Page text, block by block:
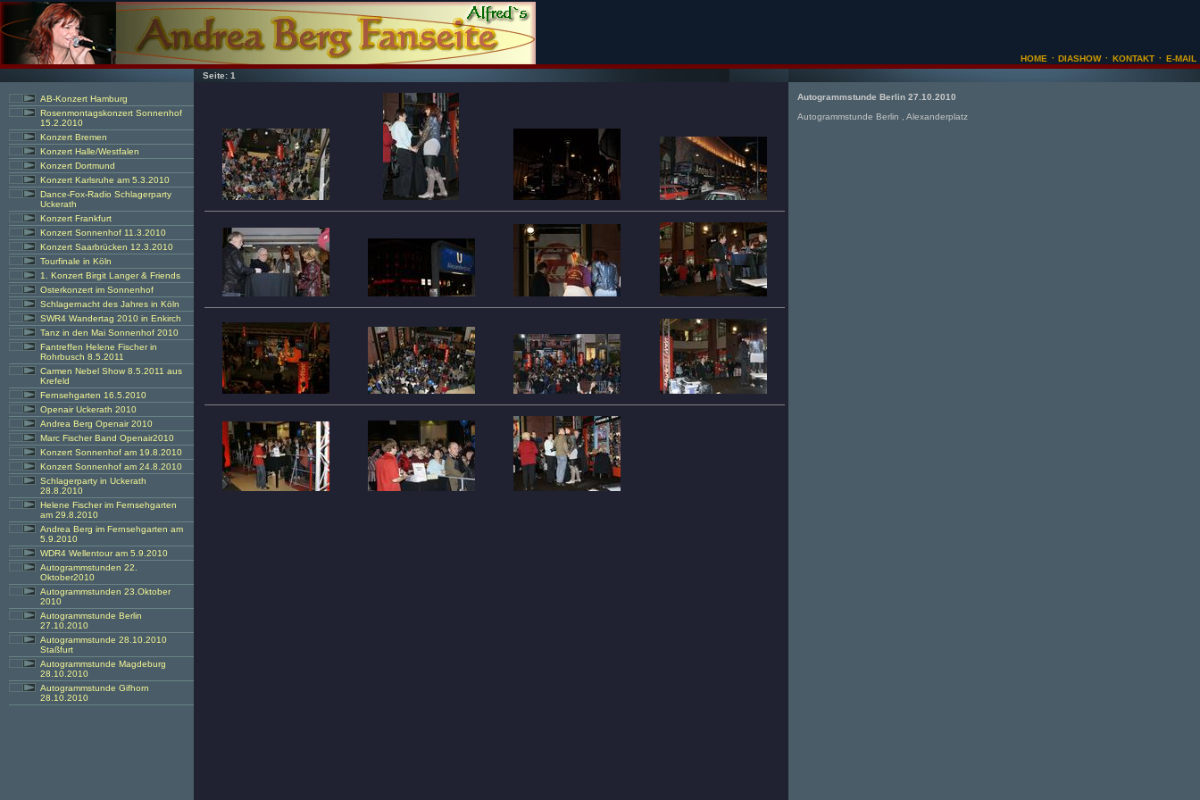
HOME · DIASHOW· KONTAKT · E-MAIL
Seite: 1
AB-Konzert Hamburg
Rosenmontagskonzert Sonnenhof
15.2.2010
Konzert Bremen
Konzert Halle/Westfalen
Konzert Dortmund
Konzert Karlsruhe am 5.3.2010
Dance-Fox-Radio Schlagerparty
Uckerath
Konzert Frankfurt
Konzert Sonnenhof 11.3.2010
Konzert Saarbrücken 12.3.2010
Tourfinale in Köln
1. Konzert Birgit Langer & Friends
Osterkonzert im Sonnenhof
Schlagernacht des Jahres in Köln
SWR4 Wandertag 2010 in Enkirch
Tanz in den Mai Sonnenhof 2010
Fantreffen Helene Fischer in
Rohrbusch 8.5.2011
Carmen Nebel Show 8.5.2011 aus
Krefeld
Fernsehgarten 16.5.2010
Openair Uckerath 2010
Andrea Berg Openair 2010
Marc Fischer Band Openair2010
Konzert Sonnenhof am 19.8.2010
Konzert Sonnenhof am 24.8.2010
Schlagerparty in Uckerath
28.8.2010
Helene Fischer im Fernsehgarten
am 29.8.2010
Andrea Berg im Fernsehgarten am
5.9.2010
WDR4 Wellentour am 5.9.2010
Autogrammstunden 22.
Oktober2010
Autogrammstunden 23.Oktober
2010
Autogrammstunde Berlin
27.10.2010
Autogrammstunde 28.10.2010
Staßfurt
Autogrammstunde Magdeburg
28.10.2010
Autogrammstunde Gifhorn
28.10.2010
Autogrammstunde Berlin 27.10.2010
Autogrammstunde Berlin , Alexanderplatz